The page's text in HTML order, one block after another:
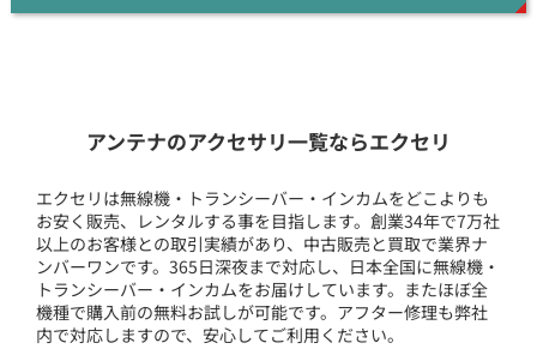
アンテナのアクセサリ一覧ならエクセリ
エクセリは無線機・トランシーバー・インカムをどこよりも
お安く販売、レンタルする事を目指します。創業34年で7万社
以上のお客様との取引実績があり、中古販売と買取で業界ナ
ンバーワンです。365日深夜まで対応し、日本全国に無線機・
トランシーバー・インカムをお届けしています。またほぼ全
機種で購入前の無料お試しが可能です。アフター修理も弊社
内で対応しますので、安心してご利用ください。